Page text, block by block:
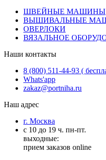
ШВЕЙНЫЕ МАШИНЫ
ВЫШИВАЛЬНЫЕ
ОВЕРЛОКИ
ВЯЗАЛЬНОЕ
Наши контакты
8 (800) 511-44-93 (
Whats'app
zakaz@portniha.ru
Наш адрес
г. Москва
с 10 до 19 ч. пн-пт.
выходные:
прием заказов online